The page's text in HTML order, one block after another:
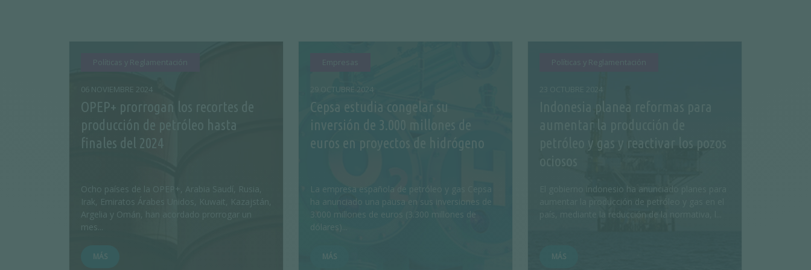
Políticas y Reglamentación
06 NOVIEMBRE 2024
OPEP+ prorrogan los recortes de
producción de petróleo hasta
finales del 2024
Ocho países de la OPEP+, Arabia Saudí, Rusia,
Irak, Emiratos Árabes Unidos, Kuwait, Kazajstán,
Argelia y Omán, han acordado prorrogar un
mes...
MÁS
Empresas
29 OCTUBRE 2024
Cepsa estudia congelar su
inversión de 3.000 millones de
euros en proyectos de hidrógeno
La empresa española de petróleo y gas Cepsa
ha anunciado una pausa en sus inversiones de
3.000 millones de euros (3.300 millones de
dólares)...
MÁS
Políticas y Reglamentación
Indonesia planea reformas para
aumentar la producción de
petróleo y gas y reactivar los pozos
ociosos
El gobierno indonesio ha anunciado planes para
aumentar la producción de petróleo y gas en el
país, mediante la reducción de la normativa, l...
MÁS